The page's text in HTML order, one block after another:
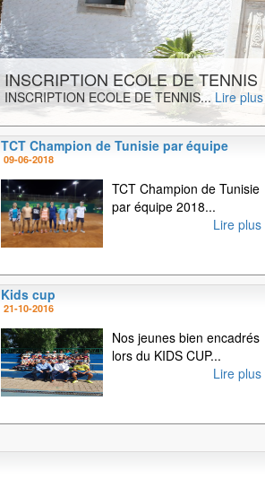
INSCRIPTION ECOLE DE TENNIS
INSCRIPTION ECOLE DE TENNIS... Lire plus
TCT Champion de Tunisie par équipe
09-06-2018
TCT Champion de Tunisie
par équipe 2018...
Lire plus
Kids cup
21-10-2016
Nos jeunes bien encadrés
lors du KIDS CUP...
Lire plus